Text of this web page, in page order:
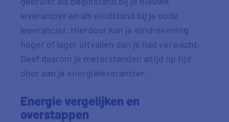
leverancier en als eindstand bij je oude
leverancier. Hierdoor kan je eindrekening
hoger of lager uitvallen dan je had verwacht.
Geef daarom je meterstanden altijd op tijd
door aan je energieleverancier.
Energie vergelijken en
overstappen